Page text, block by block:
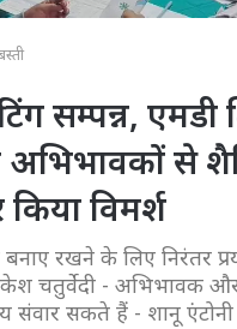
सम्पन्न, एमडी
अभिभावकों से
विमर्श
बनाए रखने के लिए निरंतर
चतुर्वेदी - अभिभावक
संवार सकते हैं - शानू एंटोनी